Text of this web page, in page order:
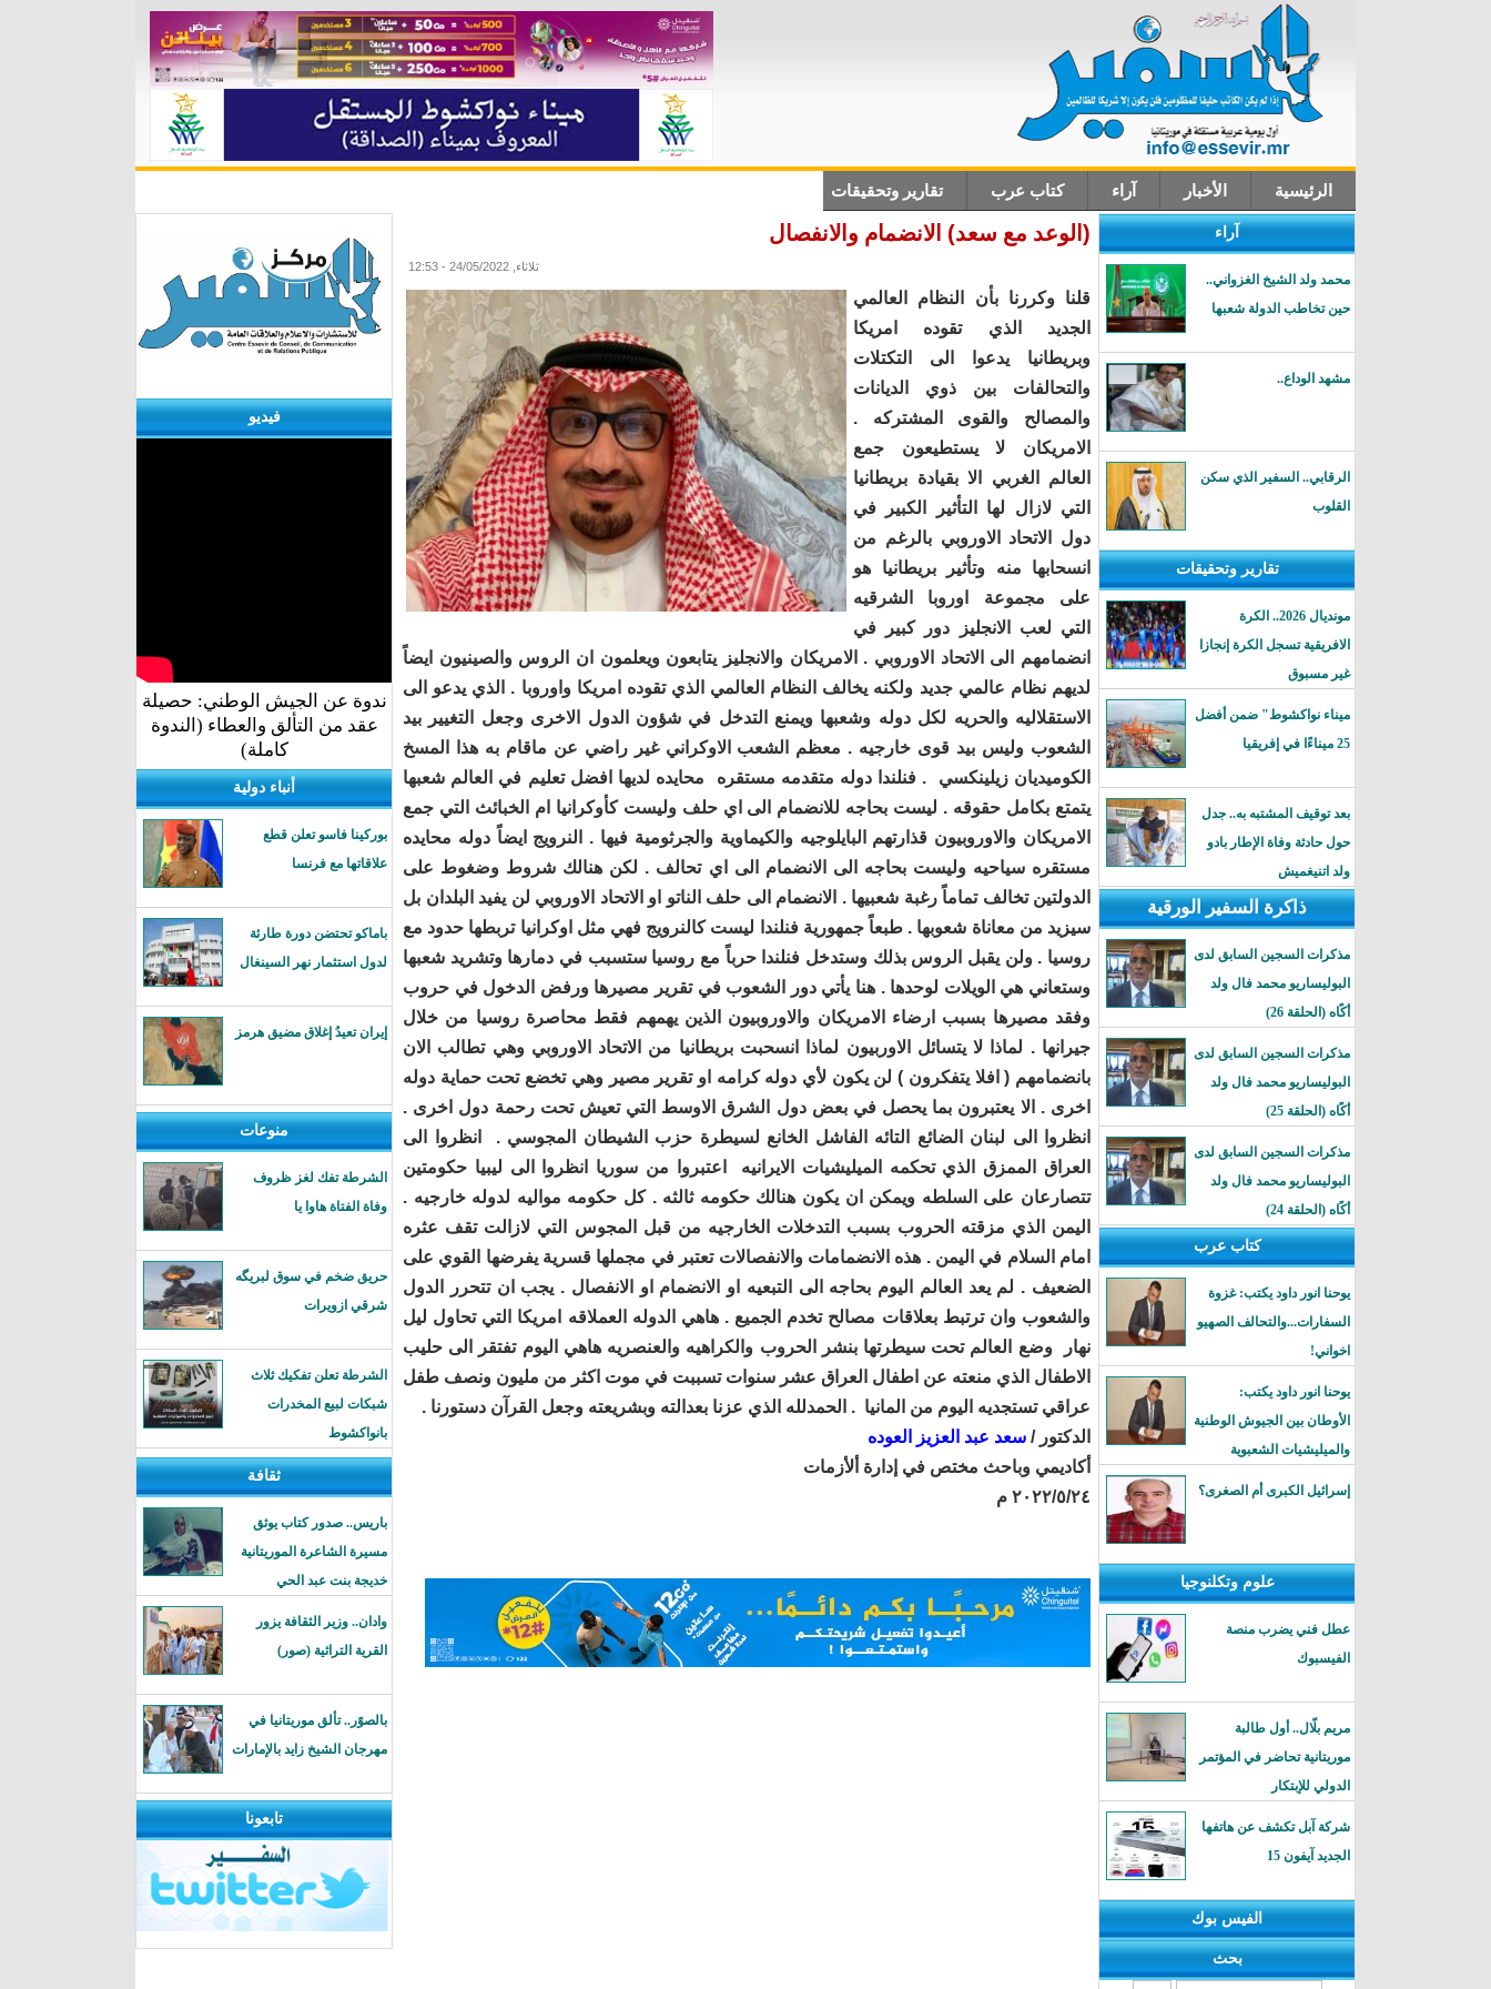
الرئيسية الأخبار آراء كتاب عرب تقارير وتحقيقات
آراء
محمد ولد الشيخ الغزواني..
حين تخاطب الدولة شعبها
مشهد الوداع..
الرقابي.. السفير الذي سكن
القلوب
تقارير وتحقيقات
مونديال 2026.. الكرة
الافريقية تسجل الكرة إنجازا
غير مسبوق
ميناء نواكشوط" ضمن أفضل
25 ميناءًا في إفريقيا
بعد توقيف المشتبه به.. جدل
حول حادثة وفاة الإطار بادو
ولد اتنيغميش
ذاكرة السفير الورقية
مذكرات السجين السابق لدى
البوليساريو محمد فال ولد
أكًاه (الحلقة 26)
مذكرات السجين السابق لدى
البوليساريو محمد فال ولد
أكًاه (الحلقة 25)
مذكرات السجين السابق لدى
البوليساريو محمد فال ولد
أكًاه (الحلقة 24)
كتاب عرب
يوحنا انور داود يكتب: غزوة
السفارات...والتحالف الصهيو
اخواني!
يوحنا انور داود يكتب:
الأوطان بين الجيوش الوطنية
والميليشيات الشعبوية
إسرائيل الكبرى أم الصغرى؟
علوم وتكلنوجيا
عطل فني يضرب منصة
الفيسبوك
مريم بلّال.. أول طالبة
موريتانية تحاضر في المؤتمر
الدولي للإبتكار
شركة آبل تكشف عن هاتفها
الجديد آيفون 15
الفيس بوك
بحث
(الوعد مع سعد) الانضمام والانفصال
ثلاثاء, 24/05/2022 - 12:53
قلنا وكررنا بأن النظام العالمي
الجديد الذي تقوده امريكا
وبريطانيا يدعوا الى التكتلات
والتحالفات بين ذوي الديانات
والمصالح والقوى المشتركه .
الامريكان لا يستطيعون جمع
العالم الغربي الا بقيادة بريطانيا
التي لازال لها التأثير الكبير في
دول الاتحاد الاوروبي بالرغم من
انسحابها منه وتأثير بريطانيا هو
على مجموعة اوروبا الشرقيه
التي لعب الانجليز دور كبير في
انضمامهم الى الاتحاد الاوروبي . الامريكان والانجليز يتابعون ويعلمون ان الروس والصينيون ايضاً
لديهم نظام عالمي جديد ولكنه يخالف النظام العالمي الذي تقوده امريكا واوروبا . الذي يدعو الى
الاستقلاليه والحريه لكل دوله وشعبها ويمنع التدخل في شؤون الدول الاخرى وجعل التغيير بيد
الشعوب وليس بيد قوى خارجيه . معظم الشعب الاوكراني غير راضي عن ماقام به هذا المسخ
الكوميديان زيلينكسي . فنلندا دوله متقدمه مستقره محايده لديها افضل تعليم في العالم شعبها
يتمتع بكامل حقوقه . ليست بحاجه للانضمام الى اي حلف وليست كأوكرانيا ام الخبائث التي جمع
الامريكان والاوروبيون قذارتهم البايلوجيه والكيماوية والجرثومية فيها . النرويج ايضاً دوله محايده
مستقره سياحيه وليست بحاجه الى الانضمام الى اي تحالف . لكن هنالك شروط وضغوط على
الدولتين تخالف تماماً رغبة شعبيها . الانضمام الى حلف الناتو او الاتحاد الاوروبي لن يفيد البلدان بل
سيزيد من معاناة شعوبها . طبعاً جمهورية فنلندا ليست كالنرويج فهي مثل اوكرانيا تربطها حدود مع
روسيا . ولن يقبل الروس بذلك وستدخل فنلندا حرباً مع روسيا ستسبب في دمارها وتشريد شعبها
وستعاني هي الويلات لوحدها . هنا يأتي دور الشعوب في تقرير مصيرها ورفض الدخول في حروب
وفقد مصيرها بسبب ارضاء الامريكان والاوروبيون الذين يهمهم فقط محاصرة روسيا من خلال
جيرانها . لماذا لا يتسائل الاوربيون لماذا انسحبت بريطانيا من الاتحاد الاوروبي وهي تطالب الان
بانضمامهم ( افلا يتفكرون ) لن يكون لأي دوله كرامه او تقرير مصير وهي تخضع تحت حماية دوله
اخرى . الا يعتبرون بما يحصل في بعض دول الشرق الاوسط التي تعيش تحت رحمة دول اخرى .
انظروا الى لبنان الضائع التائه الفاشل الخانع لسيطرة حزب الشيطان المجوسي . انظروا الى
العراق الممزق الذي تحكمه الميليشيات الايرانيه اعتبروا من سوريا انظروا الى ليبيا حكومتين
تتصارعان على السلطه ويمكن ان يكون هنالك حكومه ثالثه . كل حكومه مواليه لدوله خارجيه .
اليمن الذي مزقته الحروب بسبب التدخلات الخارجيه من قبل المجوس التي لازالت تقف عثره
امام السلام في اليمن . هذه الانضمامات والانفصالات تعتبر في مجملها قسرية يفرضها القوي على
الضعيف . لم يعد العالم اليوم بحاجه الى التبعيه او الانضمام او الانفصال . يجب ان تتحرر الدول
والشعوب وان ترتبط بعلاقات مصالح تخدم الجميع . هاهي الدوله العملاقه امريكا التي تحاول ليل
نهار وضع العالم تحت سيطرتها بنشر الحروب والكراهيه والعنصريه هاهي اليوم تفتقر الى حليب
الاطفال الذي منعته عن اطفال العراق عشر سنوات تسببت في موت اكثر من مليون ونصف طفل
عراقي تستجديه اليوم من المانيا . الحمدلله الذي عزنا بعدالته وبشريعته وجعل القرآن دستورنا .
الدكتور / سعد عبد العزيز العوده
أكاديمي وباحث مختص في إدارة ألأزمات
٢٠٢٢/٥/٢٤ م
فيديو
ندوة عن الجيش الوطني: حصيلة
عقد من التألق والعطاء (الندوة
كاملة)
أنباء دولية
بوركينا فاسو تعلن قطع
علاقاتها مع فرنسا
باماكو تحتضن دورة طارئة
لدول استثمار نهر السينغال
إيران تعيدُ إغلاق مضيق هرمز
منوعات
الشرطة تفك لغز ظروف
وفاة الفتاة هاوا يا
حريق ضخم في سوق لبريگه
شرقي ازويرات
الشرطة تعلن تفكيك ثلاث
شبكات لبيع المخدرات
بانواكشوط
ثقافة
باريس.. صدور كتاب يوثق
مسيرة الشاعرة الموريتانية
خديجة بنت عبد الحي
وادان.. وزير الثقافة يزور
القرية التراثية (صور)
بالصوًر.. تألق موريتانيا في
مهرجان الشيخ زايد بالإمارات
تابعونا